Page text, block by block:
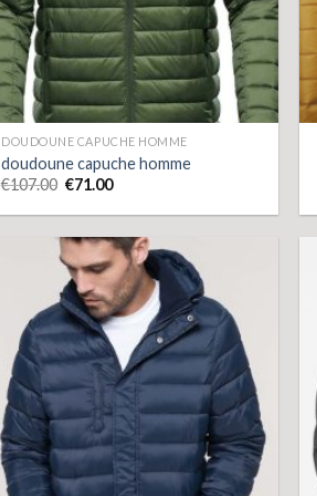
DOUDOUNE CAPUCHE HOMME
doudoune capuche homme
€107.00 €71.00